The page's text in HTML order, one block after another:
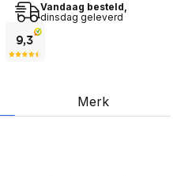
Vandaag besteld,
dinsdag geleverd
Merk